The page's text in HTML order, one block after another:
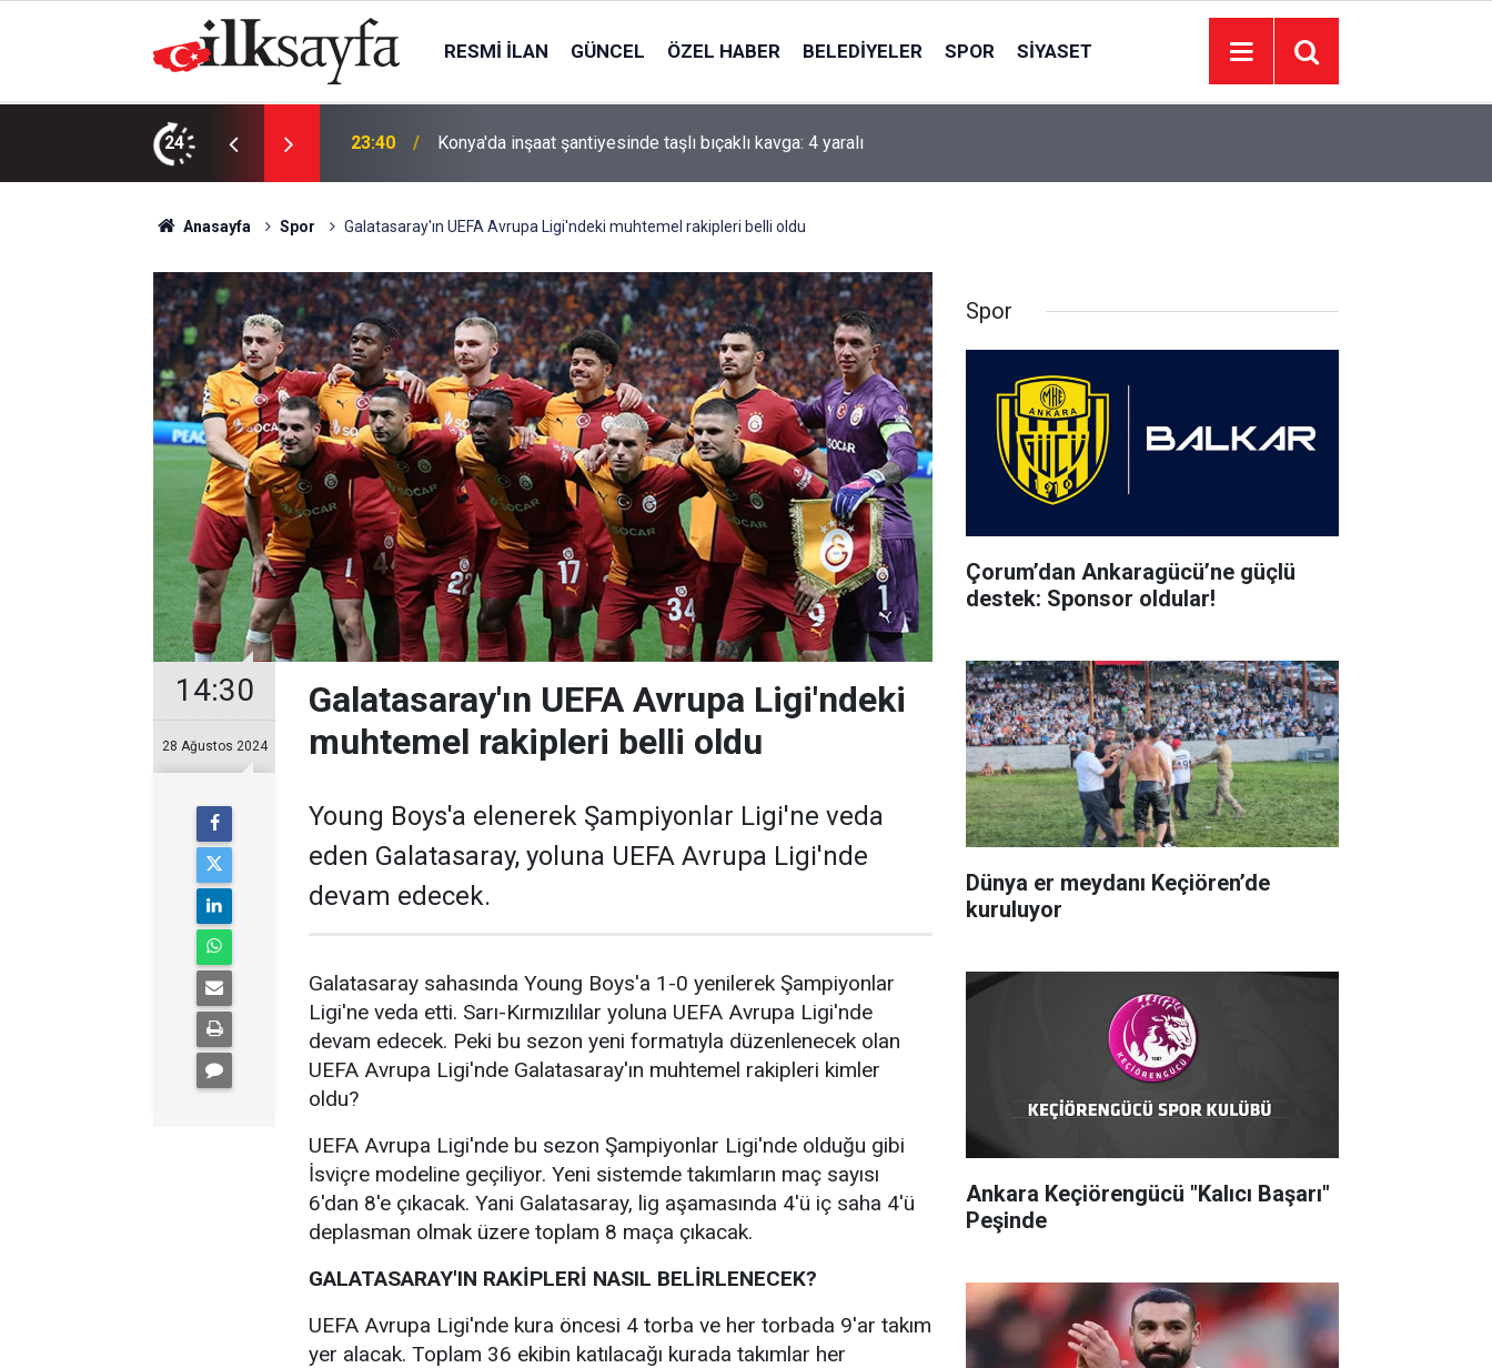
RESMI İLAN GÜNCEL ÖZEL HABER BELEDIYELER SPOR SIYASET
24
kavga: 4 yaralı 23:09
kurma kararı aldık
Anasayfa Spor Galatasaray'ın UEFA Avrupa Ligi'ndeki muhtemel rakipleri belli oldu
14:30
28 Ağustos 2024
Galatasaray'ın UEFA Avrupa Ligi'ndeki
muhtemel rakipleri belli oldu
Young Boys'a elenerek Şampiyonlar Ligi'ne veda
eden Galatasaray, yoluna UEFA Avrupa Ligi'nde
devam edecek.
Galatasaray sahasında Young Boys'a 1-0 yenilerek Şampiyonlar
Ligi'ne veda etti. Sarı-Kırmızılılar yoluna UEFA Avrupa Ligi'nde
devam edecek. Peki bu sezon yeni formatıyla düzenlenecek olan
UEFA Avrupa Ligi'nde Galatasaray'ın muhtemel rakipleri kimler
oldu?
UEFA Avrupa Ligi'nde bu sezon Şampiyonlar Ligi'nde olduğu gibi
İsviçre modeline geçiliyor. Yeni sistemde takımların maç sayısı
6'dan 8'e çıkacak. Yani Galatasaray, lig aşamasında 4'ü iç saha 4'ü
deplasman olmak üzere toplam 8 maça çıkacak.
GALATASARAY'IN RAKİPLERİ NASIL BELİRLENECEK?
UEFA Avrupa Ligi'nde kura öncesi 4 torba ve her torbada 9'ar takım
yer alacak. Toplam 36 ekibin katılacağı kurada takımlar her
Spor
Çorum’dan Ankaragücü’ne güçlü
destek: Sponsor oldular!
Dünya er meydanı Keçiören’de
kuruluyor
Ankara Keçiörengücü "Kalıcı Başarı"
Peşinde